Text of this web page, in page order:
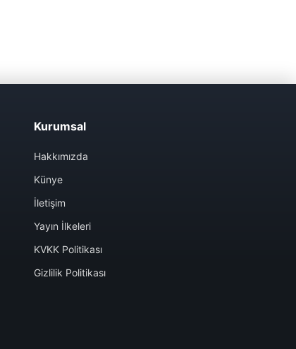
Kurumsal
Hakkımızda
Künye
İletişim
Yayın İlkeleri
KVKK Politikası
Gizlilik Politikası